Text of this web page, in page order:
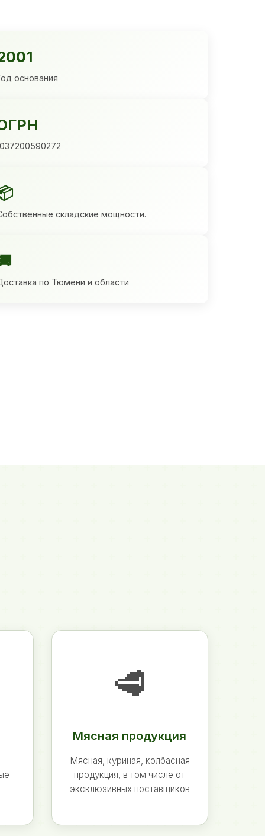
основания
складские мощности.
по Тюмени и области
🥩
Мясная продукция
Мясная, куриная, колбасная
продукция, в том числе от
эксклюзивных поставщиков